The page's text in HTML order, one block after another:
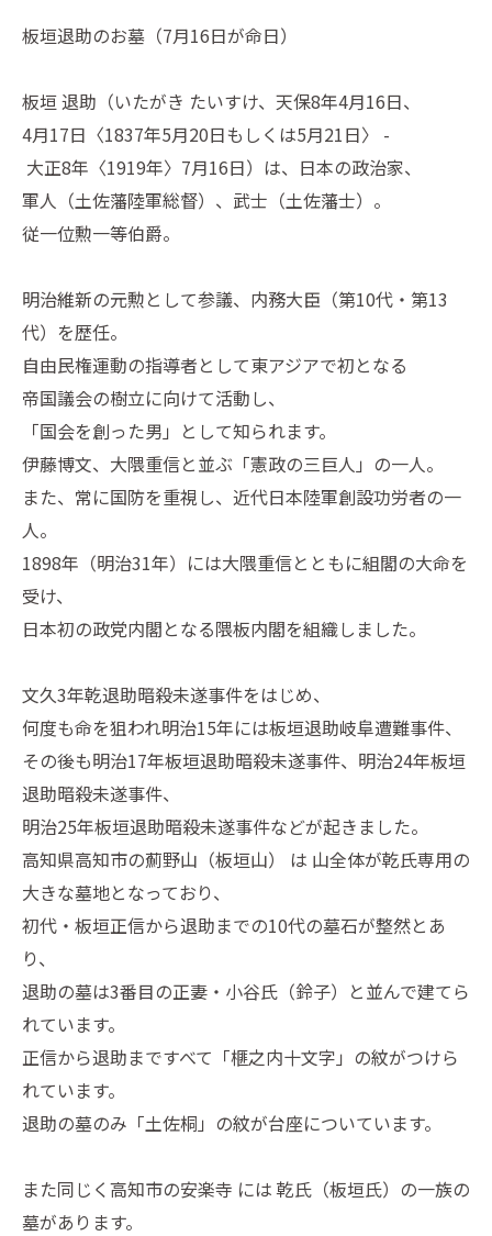
板垣退助のお墓（7月16日が命日）
板垣 退助（いたがき たいすけ、天保8年4月16日、
4月17日〈1837年5月20日もしくは5月21日〉 -
大正8年〈1919年〉7月16日）は、日本の政治家、
軍人（土佐藩陸軍総督）、武士（土佐藩士）。
従一位勲一等伯爵。
明治維新の元勲として参議、内務大臣（第10代・第13
代）を歴任。
自由民権運動の指導者として東アジアで初となる
帝国議会の樹立に向けて活動し、
「国会を創った男」として知られます。
伊藤博文、大隈重信と並ぶ「憲政の三巨人」の一人。
また、常に国防を重視し、近代日本陸軍創設功労者の一
人。
1898年（明治31年）には大隈重信とともに組閣の大命を
受け、
日本初の政党内閣となる隈板内閣を組織しました。
文久3年乾退助暗殺未遂事件をはじめ、
何度も命を狙われ明治15年には板垣退助岐阜遭難事件、
その後も明治17年板垣退助暗殺未遂事件、明治24年板垣
退助暗殺未遂事件、
明治25年板垣退助暗殺未遂事件などが起きました。
高知県高知市の薊野山（板垣山） は 山全体が乾氏専用の
大きな墓地となっており、
初代・板垣正信から退助までの10代の墓石が整然とあ
り、
退助の墓は3番目の正妻・小谷氏（鈴子）と並んで建てら
れています。
正信から退助まですべて「榧之内十文字」の紋がつけら
れています。
退助の墓のみ「土佐桐」の紋が台座についています。
また同じく高知市の安楽寺 には 乾氏（板垣氏）の一族の
墓があります。